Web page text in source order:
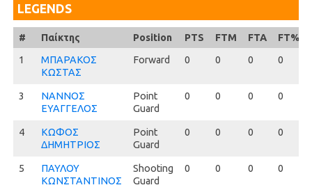
LEGENDS
#
1
3
4
5
# Παίκτης Position PTS FTM FTA FT%
1
ΜΠΑΡΑΚΟΣ
ΚΩΣΤΑΣ
Forward 0 0 0 0
3
ΝΑΝΝΟΣ
ΕΥΑΓΓΕΛΟΣ
Point
Guard
0 0 0 0
4
ΚΩΦΟΣ
ΔΗΜΗΤΡΙΟΣ
Point
Guard
0 0 0 0
5
ΠΑΥΛΟΥ
ΚΩΝΣΤΑΝΤΙΝΟΣ
Shooting
Guard
0 0 0 0